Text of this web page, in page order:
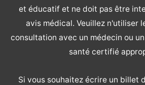
et éducatif et ne doit pas être
avis médical. Veuillez n'utiliser
consultation avec un médecin ou
santé certifié
Si vous souhaitez écrire un billet